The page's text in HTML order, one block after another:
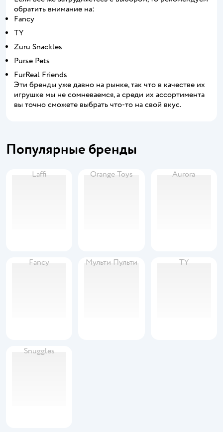
обратить внимание на:
Fancy
TY
Zuru Snackles
Purse Pets
FurReal Friends
Эти бренды уже давно на рынке, так что в качестве их
игрушке мы не сомневаемся, а среди их ассортимента
вы точно сможете выбрать что-то на свой вкус.
Популярные бренды
Laffi Orange Toys Aurora
Fancy Мульти Пульти TY
Snuggles